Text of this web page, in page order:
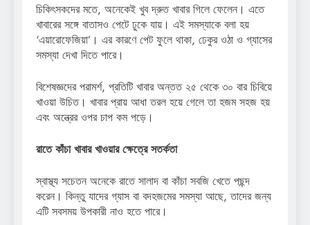
চিকিৎসকদের মতে, অনেকেই খুব দ্রুত খাবার গিলে ফেলেন। এতে
খাবারের সঙ্গে বাতাসও পেটে ঢুকে যায়। এই সমস্যাকে বলা হয়
‘এয়ারোফেজিয়া’। এর কারণে পেট ফুলে থাকা, ঢেকুর ওঠা ও গ্যাসের
সমস্যা দেখা দিতে পারে।
বিশেষজ্ঞদের পরামর্শ, প্রতিটি খাবার অন্তত ২৫ থেকে ৩০ বার চিবিয়ে
খাওয়া উচিত। খাবার প্রায় আধা তরল হয়ে গেলে তা হজম সহজ হয়
এবং অন্ত্রের ওপর চাপ কম পড়ে।
রাতে কাঁচা খাবার খাওয়ার ক্ষেত্রে সতর্কতা
স্বাস্থ্য সচেতন অনেকে রাতে সালাদ বা কাঁচা সবজি খেতে পছন্দ
করেন। কিন্তু যাদের গ্যাস বা বদহজমের সমস্যা আছে, তাদের জন্য
এটি সবসময় উপকারী নাও হতে পারে।